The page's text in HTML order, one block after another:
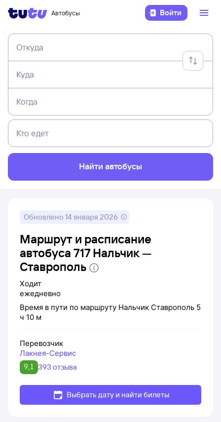
Автобусы Войти
Откуда
Куда
Когда
Кто едет
Найти автобусы
Обновлено 14 января 2026
Маршрут и расписание
автобуса 717 Нальчик —
Ставрополь
Ходит
ежедневно
Время в пути по маршруту Нальчик Ставрополь 5
ч 10 м
Перевозчик
Лакнея-Сервис
9,1 393 отзыва
Выбрать дату и найти билеты